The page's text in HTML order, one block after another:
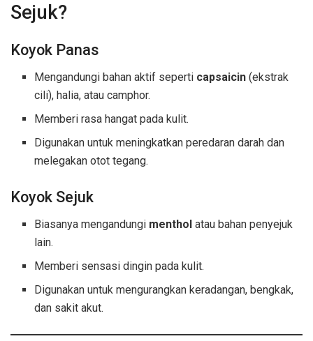
Sejuk?
Koyok Panas
Mengandungi bahan aktif seperti capsaicin (ekstrak
cili), halia, atau camphor.
Memberi rasa hangat pada kulit.
Digunakan untuk meningkatkan peredaran darah dan
melegakan otot tegang.
Koyok Sejuk
Biasanya mengandungi menthol atau bahan penyejuk
lain.
Memberi sensasi dingin pada kulit.
Digunakan untuk mengurangkan keradangan, bengkak,
dan sakit akut.